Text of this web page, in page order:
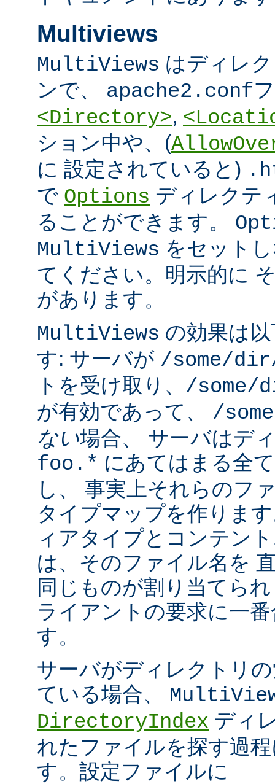
Multiviews
MultiViews はディレ
ンで、 apache2.conf
<Directory>,
ション中や、(
に 設定されていると)
で Options ディレクテ
ることができます。
MultiViews をセット
てください。明示的に
があります。
MultiViews の効果は
す: サーバが /some/
トを受け取り、 /some/
が有効であって、 /
ない場合、 サーバはデ
foo.* にあてはまる全
し、 事実上それらのフ
タイプマップを作りま
ィアタイプとコンテン
は、そのファイル名を
同じものが割り当てら
ライアントの要求に一
す。
サーバがディレクトリ
ている場合、
DirectoryIndex ディ
れたファイルを探す過
す。設定ファイルに